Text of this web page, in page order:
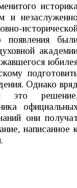
и
появления
Однако
это
они
написанное